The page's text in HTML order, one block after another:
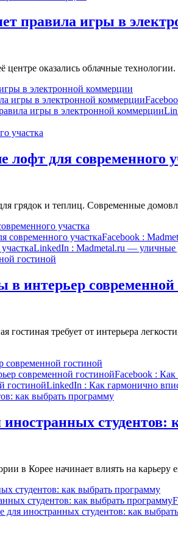
правила игры в
оказались облачные
в электронной коммерции
игры в электронной коммерции
игры в электронной коммерции
для современного
грядок и теплиц. Современные
участка
современного участкаFacebook :
LinkedIn : Madmetal.ru — уличные
интерьер современной
требует от интерьера
современной гостиной
современной гостинойFacebook : Как
гостинойLinkedIn : Как гармонично
студентов:
в Корее начинает влиять на
студентов: как выбрать программу
студентов: как выбрать программу
иностранных студентов: как